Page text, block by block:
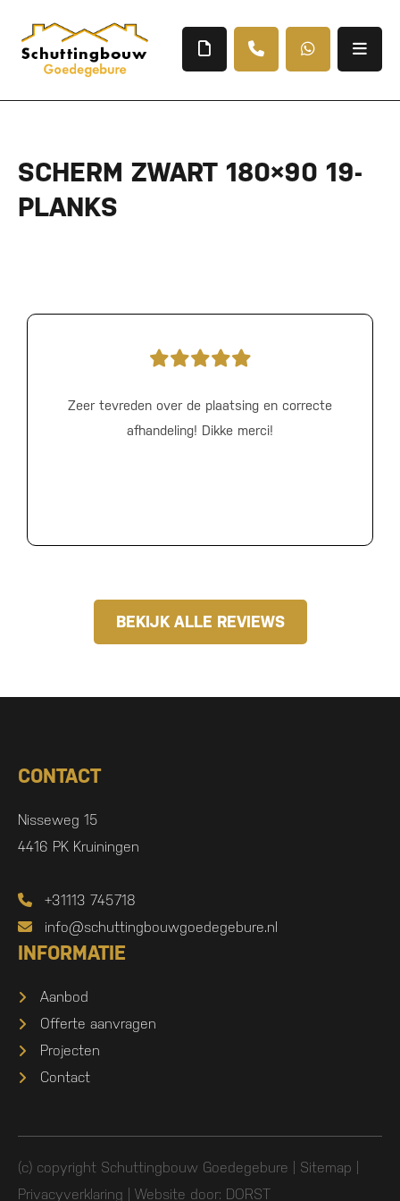
SCHERM ZWART 180×90 19-
PLANKS
Zeer tevreden over de plaatsing en correcte
afhandeling! Dikke merci!
BEKIJK ALLE REVIEWS
CONTACT
Nisseweg 15
4416 PK Kruiningen
+31113 745718
info@schuttingbouwgoedegebure.nl
INFORMATIE
Aanbod
Offerte aanvragen
Projecten
Contact
(c) copyright Schuttingbouw Goedegebure | Sitemap
Privacyverklaring | Website door: DORST